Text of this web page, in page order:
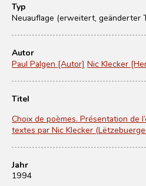
Typ
Neuauflage (erweitert, geänderter
Autor
Paul Palgen [Autor] Nic Klecker
Titel
Choix de poèmes. Présentation de
textes par Nic Klecker
Jahr
1994